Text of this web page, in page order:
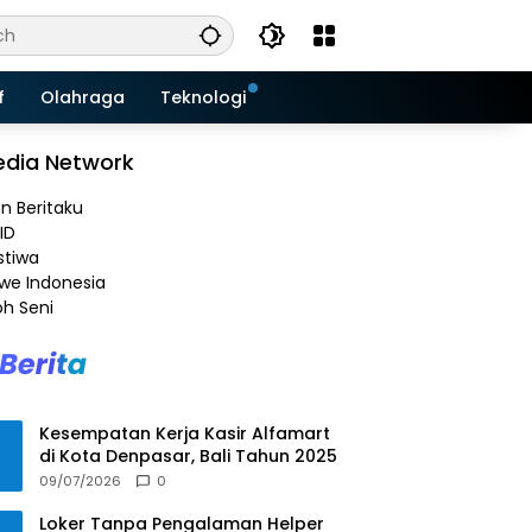
Olahraga Teknologi
Network
Beritaku
Indonesia
Seni
Kesempatan Kerja Kasir Alfamart
di Kota Denpasar, Bali Tahun 2025
09/07/2026 0
Loker Tanpa Pengalaman Helper